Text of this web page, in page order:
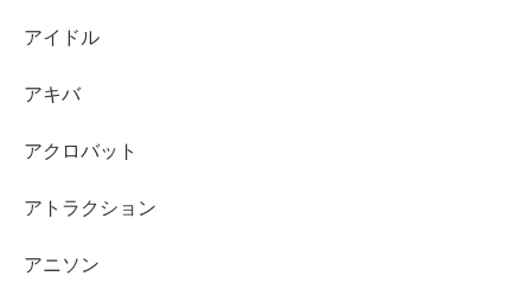
アイドル
アキバ
アクロバット
アトラクション
アニソン